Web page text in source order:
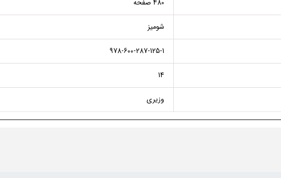
480 صفحه
شومیز
978-600-287-125-1
14
وزیری